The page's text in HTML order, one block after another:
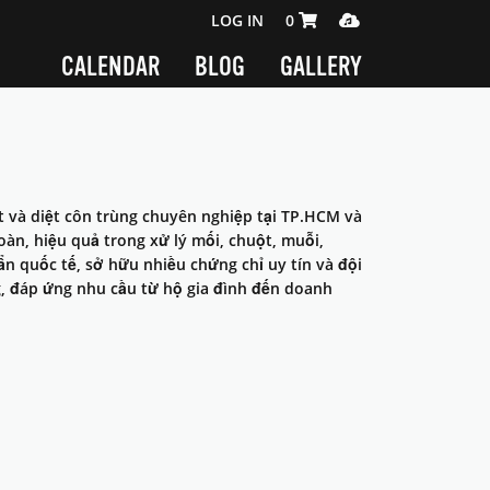
CALENDAR BLOG GALLERY
LOG IN SHOPPING CART 0 ITEMS
0 MEDIA PLAYER
diệt côn trùng chuyên nghiệp tại TP.HCM và
hiệu quả trong xử lý mối, chuột, muỗi,
quốc tế, sở hữu nhiều chứng chỉ uy tín và đội
ứng nhu cầu từ hộ gia đình đến doanh